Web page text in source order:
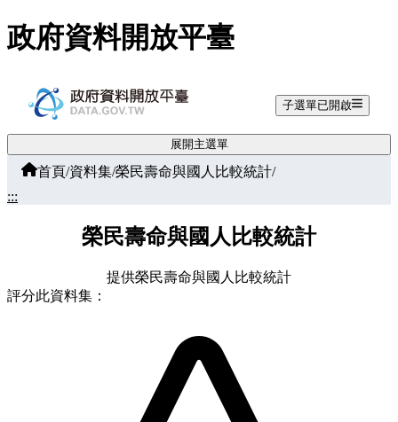
跳至主要內容
政府資料開放平臺
子選單已開啟
展開主選單
首頁/資料集/榮民壽命與國人比較統計/
:::
榮民壽命與國人比較統計
提供榮民壽命與國人比較統計
評分此資料集：